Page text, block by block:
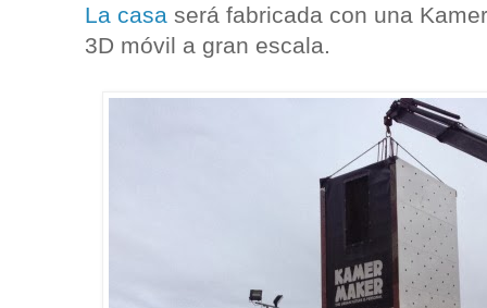
La casa será fabricada con una
3D móvil a gran escala.